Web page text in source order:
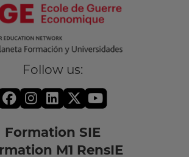
Follow us:
Formation SIE
M1 RensIE